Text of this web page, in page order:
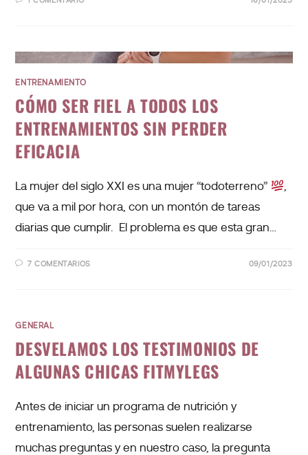
ENTRENAMIENTO
CÓMO SER FIEL A TODOS LOS
ENTRENAMIENTOS SIN PERDER
EFICACIA
La mujer del siglo XXI es una mujer “todoterreno”
,
que va a mil por hora, con un montón de tareas
diarias que cumplir. El problema es que esta gran…
7 COMENTARIOS 09/01/2023
GENERAL
DESVELAMOS LOS TESTIMONIOS DE
ALGUNAS CHICAS FITMYLEGS
Antes de iniciar un programa de nutrición y
entrenamiento, las personas suelen realizarse
muchas preguntas y en nuestro caso, la pregunta